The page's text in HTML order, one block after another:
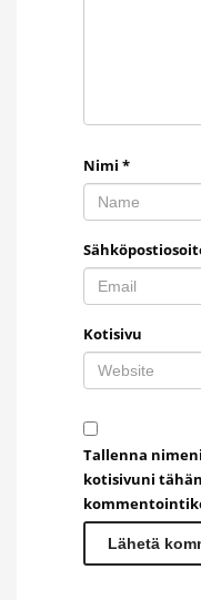
Nimi *
Kotisivu
Tallenna
kotisivuni